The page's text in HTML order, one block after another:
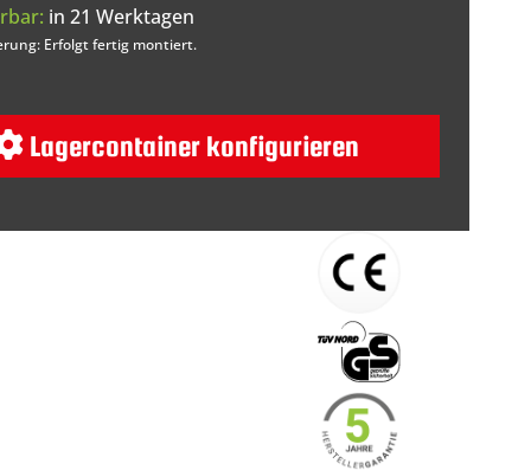
in 21 Werktagen
Erfolgt fertig montiert.
Lagercontainer konfigurieren